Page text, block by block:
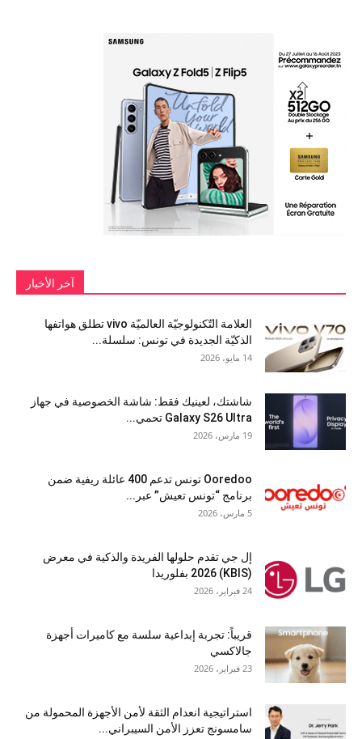
آخر الأخبار
العلامة التّكنولوجيّة العالميّة vivo تطلق هواتفها
الذكيّة الجديدة في تونس: سلسلة...
14 مايو، 2026
شاشتك، لعينيك فقط: شاشة الخصوصية في جهاز
Galaxy S26 Ultra تحمي...
19 مارس، 2026
Ooredoo تونس تدعم 400 عائلة ريفية ضمن
برنامج “تونس تعيش” عبر...
5 مارس، 2026
إل جي تقدم حلولها الفريدة والذكية في معرض
(KBIS) 2026 بفلوريدا
24 فبراير، 2026
قريباً: تجربة إبداعية سلسة مع كاميرات أجهزة
جالاكسي
23 فبراير، 2026
استراتيجية انعدام الثقة لأمن الأجهزة المحمولة من
سامسونج تعزز الأمن السيبراني...